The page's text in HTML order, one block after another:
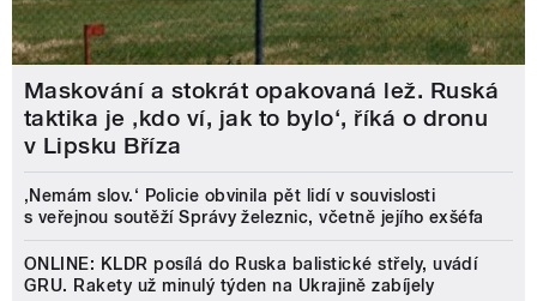
Maskování a stokrát opakovaná lež. Ruská
taktika je ‚kdo ví, jak to bylo‘, říká o dronu
v Lipsku Bříza
‚Nemám slov.‘ Policie obvinila pět lidí v souvislosti
s veřejnou soutěží Správy železnic, včetně jejího exšéfa
ONLINE: KLDR posílá do Ruska balistické střely, uvádí
GRU. Rakety už minulý týden na Ukrajině zabíjely